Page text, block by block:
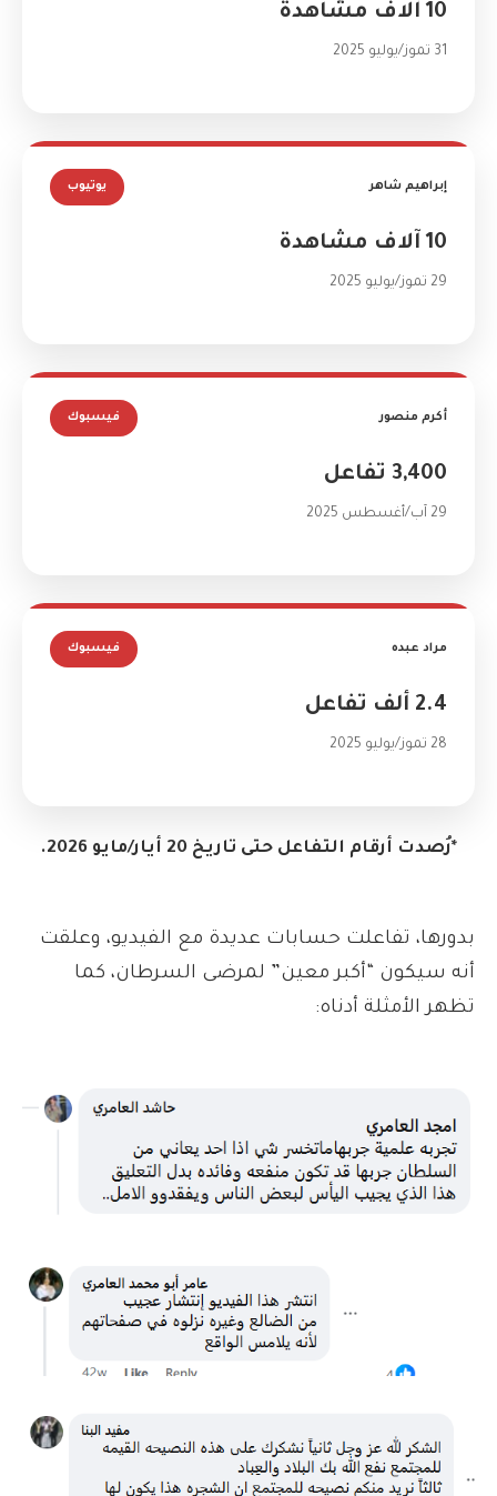
10 آلاف مشاهدة
31 تموز/يوليو 2025
إبراهيم شاهر يوتيوب
10 آلاف مشاهدة
29 تموز/يوليو 2025
أكرم منصور فيسبوك
3,400 تفاعل
29 آب/أغسطس 2025
مراد عبده فيسبوك
2.4 ألف تفاعل
28 تموز/يوليو 2025
*رُصدت أرقام التفاعل حتى تاريخ 20 أيار/مايو 2026.
بدورها، تفاعلت حسابات عديدة مع الفيديو، وعلقت
أنه سيكون “أكبر معين” لمرضى السرطان، كما
تظهر الأمثلة أدناه: